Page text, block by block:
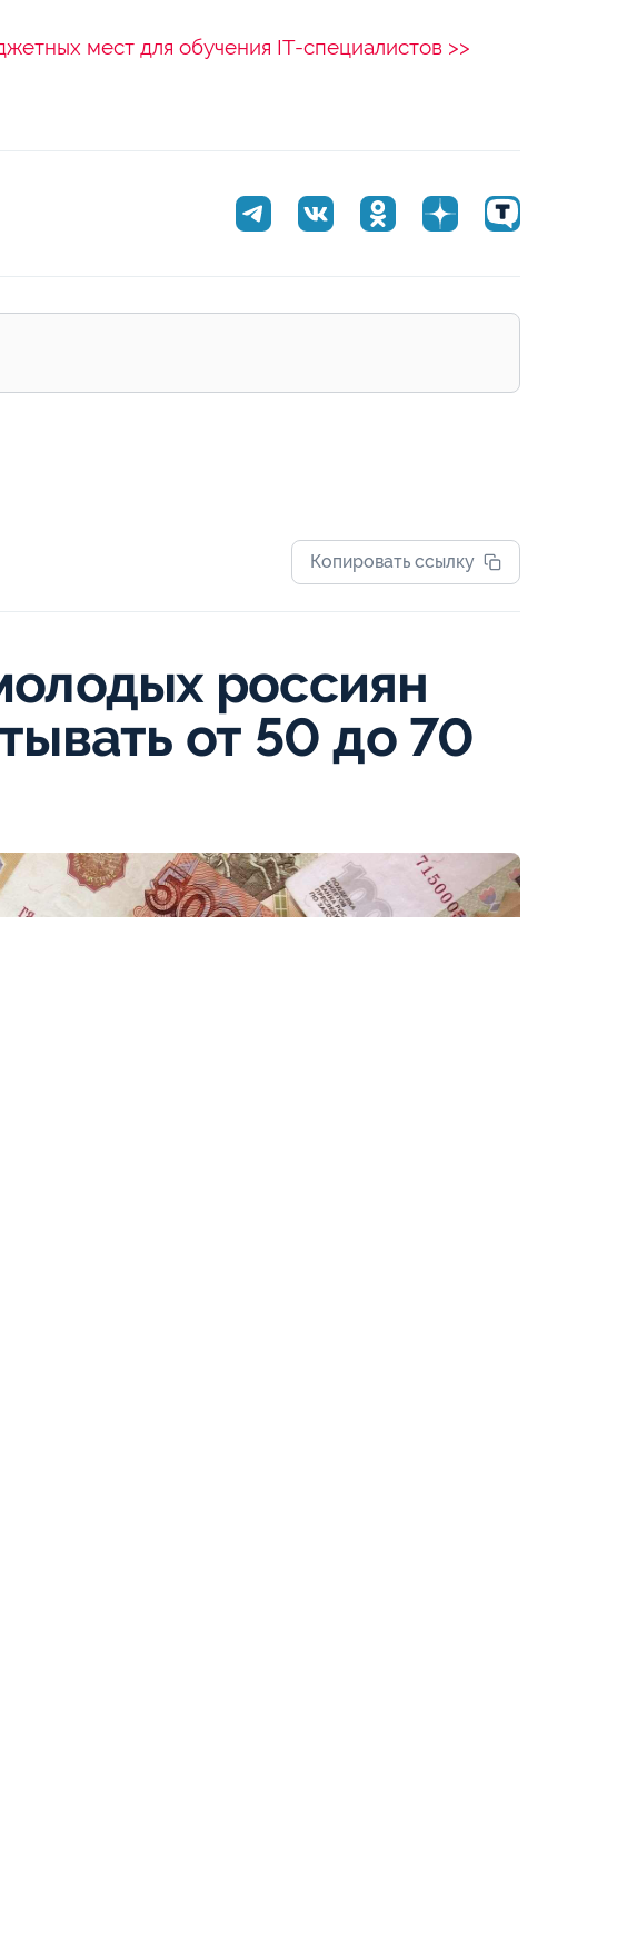
мест для обучения IT-специалистов >>
Копировать ссылку
россиян
от 50 до 70